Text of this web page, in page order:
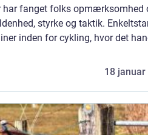
har fanget folks opmærksomhed
styrke og taktik.
inden for cykling, hvor det
18 januar